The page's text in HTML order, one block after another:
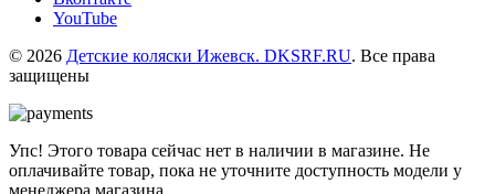
YouTube
© 2026 Детские коляски Ижевск. DKSRF.RU. Все права
защищены
Упс! Этого товара сейчас нет в наличии в магазине. Не
оплачивайте товар, пока не уточните доступность модели у